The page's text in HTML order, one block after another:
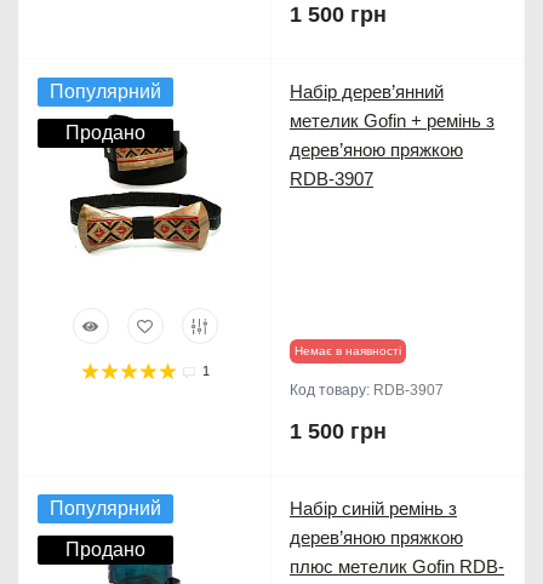
1 500 грн
Популярний
Продано
1
Набір дерев’янний
метелик Gofin + ремінь з
дерев’яною пряжкою
RDB-3907
Немає в наявності
Код товару: RDB-3907
1 500 грн
Популярний
Продано
Набір синій ремінь з
дерев’яною пряжкою
плюс метелик Gofin RDB-